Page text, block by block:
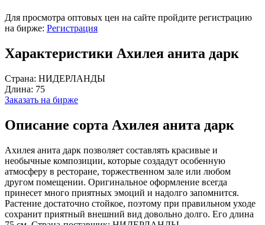
Для просмотра оптовых цен на сайте пройдите регистрацию
на бирже: Регистрация
Характеристики Ахилея анита дарк
Страна: НИДЕРЛАНДЫ
Длина: 75
Заказать на бирже
Описание сорта Ахилея анита дарк
Ахилея анита дарк позволяет составлять красивые и
необычные композиции, которые создадут особенную
атмосферу в ресторане, торжественном зале или любом
другом помещении. Оригинальное оформление всегда
принесет много приятных эмоций и надолго запомнится.
Растение достаточно стойкое, поэтому при правильном уходе
сохранит приятный внешний вид довольно долго. Его длина